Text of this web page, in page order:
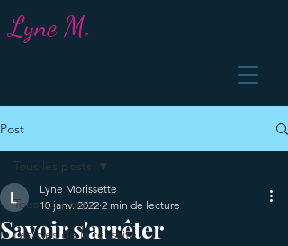
Lyne M.
Post
Tous les posts
Les clés de la réussite
Tous les posts
Savoir s'arrêter
Lyne Morissette
10 janv. 2022 2 min de lecture